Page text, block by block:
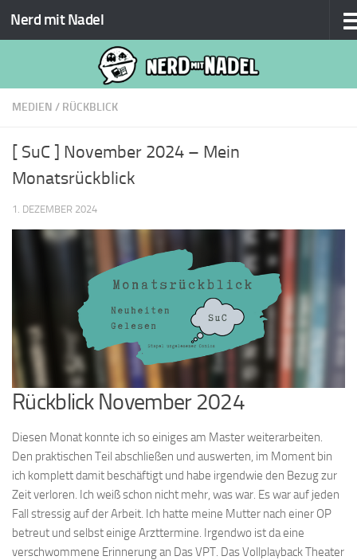
Zum Inhalt springen
Nerd mit Nadel
MEDIEN / RÜCKBLICK
[ SuC ] November 2024 – Mein
Monatsrückblick
1. DEZEMBER 2024
Rückblick November 2024
Diesen Monat konnte ich so einiges am Master weiterarbeiten.
Den praktischen Teil abschließen und auswerten, im Moment bin
ich komplett damit beschäftigt und habe irgendwie den Bezug zur
Zeit verloren. Ich weiß schon nicht mehr, was war. Es war auf jeden
Fall stressig auf der Arbeit. Ich hatte meine Mutter nach einer OP
betreut und selbst einige Arzttermine. Irgendwo ist da eine
verschwommene Erinnerung an Das VPT. Das Vollplayback Theater